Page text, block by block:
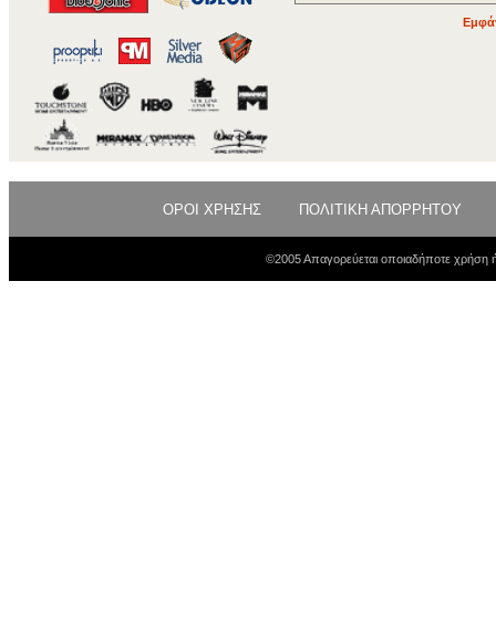
ΟΡΟΙ ΧΡΗΣΗΣ ΠΟΛΙΤΙΚΗ ΑΠΟΡΡΗΤΟΥ
©2005 Απαγορεύεται οποιαδήποτε χρήση